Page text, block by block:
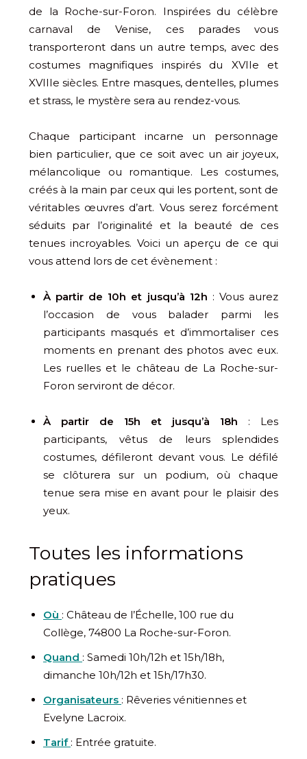
de la Roche-sur-Foron. Inspirées du célèbre
carnaval de Venise, ces parades vous
transporteront dans un autre temps, avec des
costumes magnifiques inspirés du XVIIe et
XVIIIe siècles. Entre masques, dentelles, plumes
et strass, le mystère sera au rendez-vous.
Chaque participant incarne un personnage
bien particulier, que ce soit avec un air joyeux,
mélancolique ou romantique. Les costumes,
créés à la main par ceux qui les portent, sont de
véritables œuvres d’art. Vous serez forcément
séduits par l’originalité et la beauté de ces
tenues incroyables. Voici un aperçu de ce qui
vous attend lors de cet évènement :
À partir de 10h et jusqu’à 12h : Vous aurez
l’occasion de vous balader parmi les
participants masqués et d’immortaliser ces
moments en prenant des photos avec eux.
Les ruelles et le château de La Roche-sur-
Foron serviront de décor.
À partir de 15h et jusqu’à 18h : Les
participants, vêtus de leurs splendides
costumes, défileront devant vous. Le défilé
se clôturera sur un podium, où chaque
tenue sera mise en avant pour le plaisir des
yeux.
Toutes les informations
pratiques
Où : Château de l’Échelle, 100 rue du
Collège, 74800 La Roche-sur-Foron.
Quand : Samedi 10h/12h et 15h/18h,
dimanche 10h/12h et 15h/17h30.
Organisateurs : Rêveries vénitiennes et
Evelyne Lacroix.
Tarif : Entrée gratuite.